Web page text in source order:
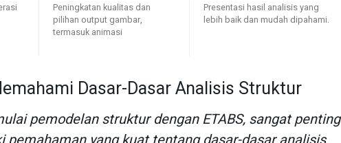
Peningkatan kualitas dan
pilihan output gambar,
termasuk animasi
Presentasi hasil analisis yang
lebih baik dan mudah dipahami.
Dasar-Dasar Analisis Struktur
pemodelan struktur dengan ETABS, sangat penting